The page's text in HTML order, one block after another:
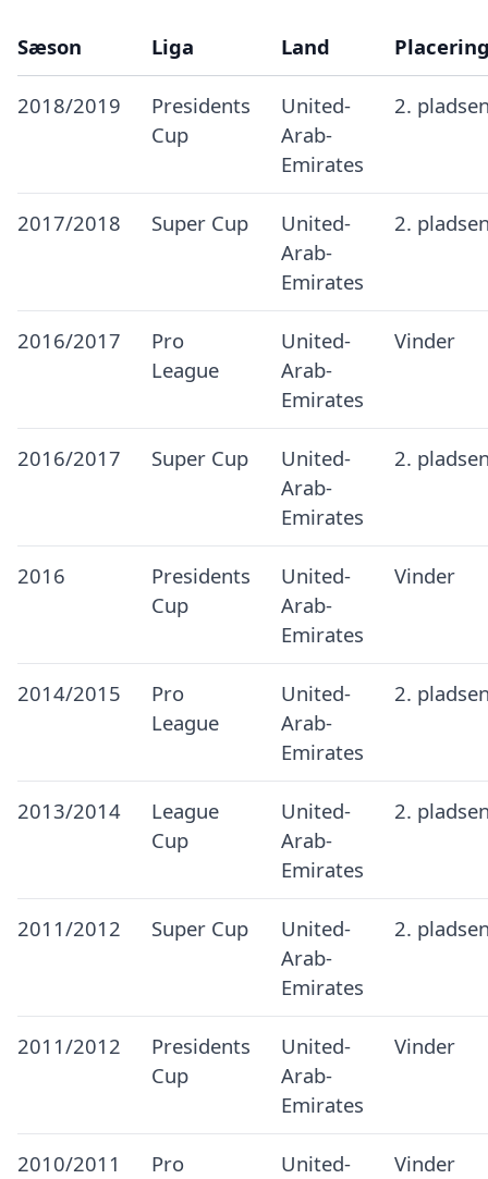
Sæson Liga Land
2018/2019
Presidents
Cup
United-
Arab-
Emirates
2.
2017/2018 Super Cup
United-
Arab-
Emirates
2.
2016/2017
Pro
League
United-
Arab-
Emirates
Vinder
2016/2017 Super Cup
United-
Arab-
Emirates
2.
2016
Presidents
Cup
United-
Arab-
Emirates
Vinder
2014/2015
Pro
League
United-
Arab-
Emirates
2.
2013/2014
League
Cup
United-
Arab-
Emirates
2.
2011/2012 Super Cup
United-
Arab-
Emirates
2.
2011/2012
Presidents
Cup
United-
Arab-
Emirates
Vinder
2010/2011 Pro United- Vinder